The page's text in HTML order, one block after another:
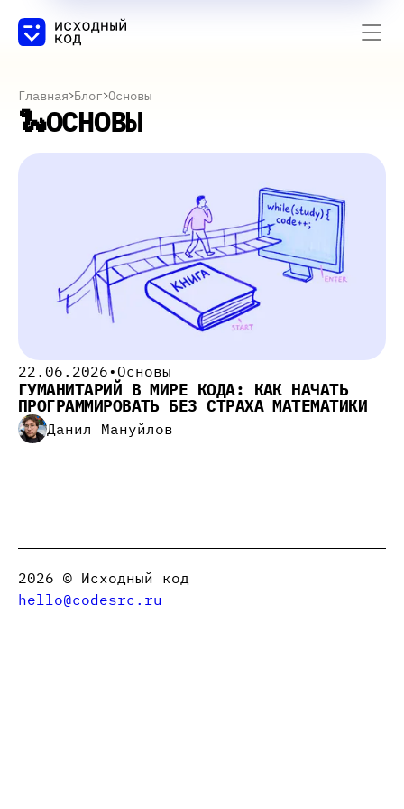
Главная Блог Основы
🐍ОСНОВЫ
22.06.2026•Основы
ГУМАНИТАРИЙ В МИРЕ КОДА: КАК НАЧАТЬ
ПРОГРАММИРОВАТЬ БЕЗ СТРАХА МАТЕМАТИКИ
Данил Мануйлов
2026 © Исходный код
hello@codesrc.ru